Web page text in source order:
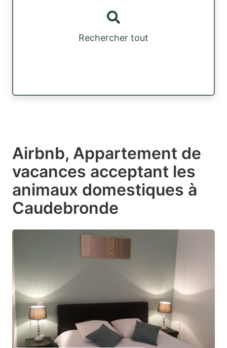
Rechercher tout
Airbnb, Appartement de
vacances acceptant les
animaux domestiques à
Caudebronde